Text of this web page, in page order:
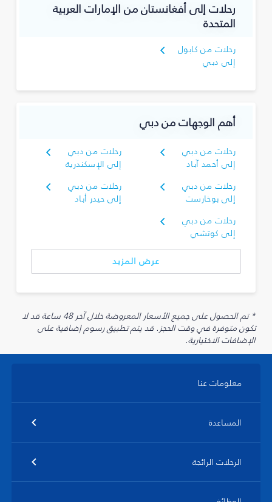
رحلات إلى أفغانستان من الإمارات العربية
المتحدة
رحلات من كابول
إلى دبي
أهم الوجهات من دبي
رحلات من دبي
إلى أحمد آباد
رحلات من دبي
إلى الإسكندرية
رحلات من دبي
إلى بوخارست
رحلات من دبي
إلى حيدر أباد
رحلات من دبي
إلى كوتشي
عرض المزيد
* تم الحصول على جميع الأسعار المعروضة خلال آخر 48 ساعة قد لا
تكون متوفرة في وقت الحجز. قد يتم تطبيق رسوم إضافية على
الإضافات الاختيارية.
معلومات عنا
المساعدة
الرحلات الرائجة